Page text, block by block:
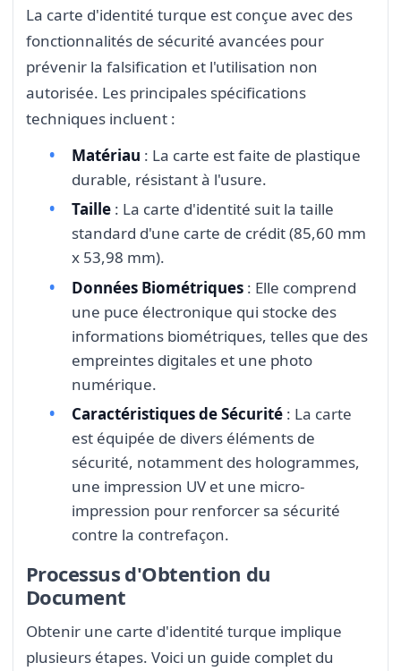
La carte d'identité turque est conçue avec des
fonctionnalités de sécurité avancées pour
prévenir la falsification et l'utilisation non
autorisée. Les principales spécifications
techniques incluent :
Matériau : La carte est faite de plastique
durable, résistant à l'usure.
Taille : La carte d'identité suit la taille
standard d'une carte de crédit (85,60 mm
x 53,98 mm).
Données Biométriques : Elle comprend
une puce électronique qui stocke des
informations biométriques, telles que des
empreintes digitales et une photo
numérique.
Caractéristiques de Sécurité : La carte
est équipée de divers éléments de
sécurité, notamment des hologrammes,
une impression UV et une micro-
impression pour renforcer sa sécurité
contre la contrefaçon.
Processus d'Obtention du
Document
Obtenir une carte d'identité turque implique
plusieurs étapes. Voici un guide complet du